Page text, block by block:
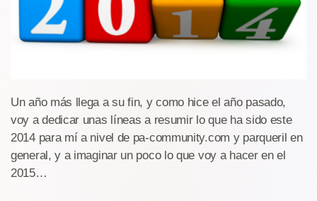
Un año más llega a su fin, y como hice el año pasado,
voy a dedicar unas líneas a resumir lo que ha sido este
2014 para mí a nivel de pa-community.com y parqueril en
general, y a imaginar un poco lo que voy a hacer en el
2015…